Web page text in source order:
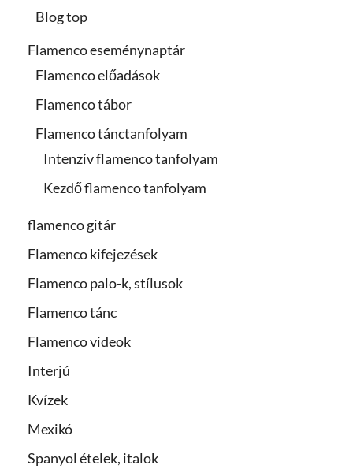
Blog top
Flamenco eseménynaptár
Flamenco előadások
Flamenco tábor
Flamenco tánctanfolyam
Intenzív flamenco tanfolyam
Kezdő flamenco tanfolyam
flamenco gitár
Flamenco kifejezések
Flamenco palo-k, stílusok
Flamenco tánc
Flamenco videok
Interjú
Kvízek
Mexikó
Spanyol ételek, italok